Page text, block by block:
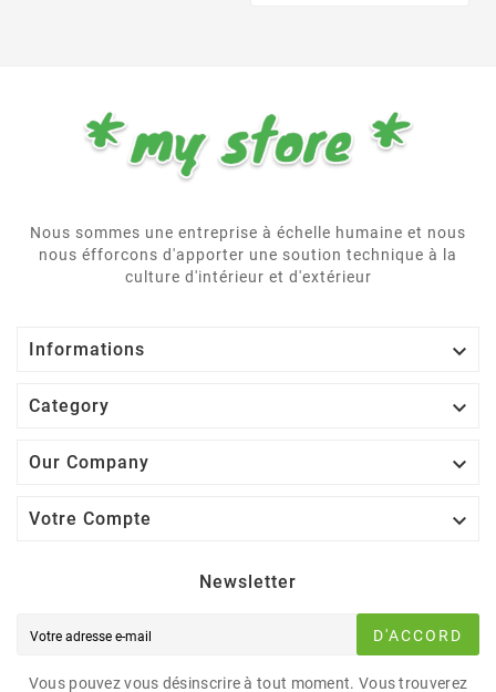
Nous sommes une entreprise à échelle humaine et nous
nous éfforcons d'apporter une soution technique à la
culture d'intérieur et d'extérieur
Informations 
Category 
Our Company 
Votre Compte 
Newsletter
D'ACCORD
Vous pouvez vous désinscrire à tout moment. Vous trouverez